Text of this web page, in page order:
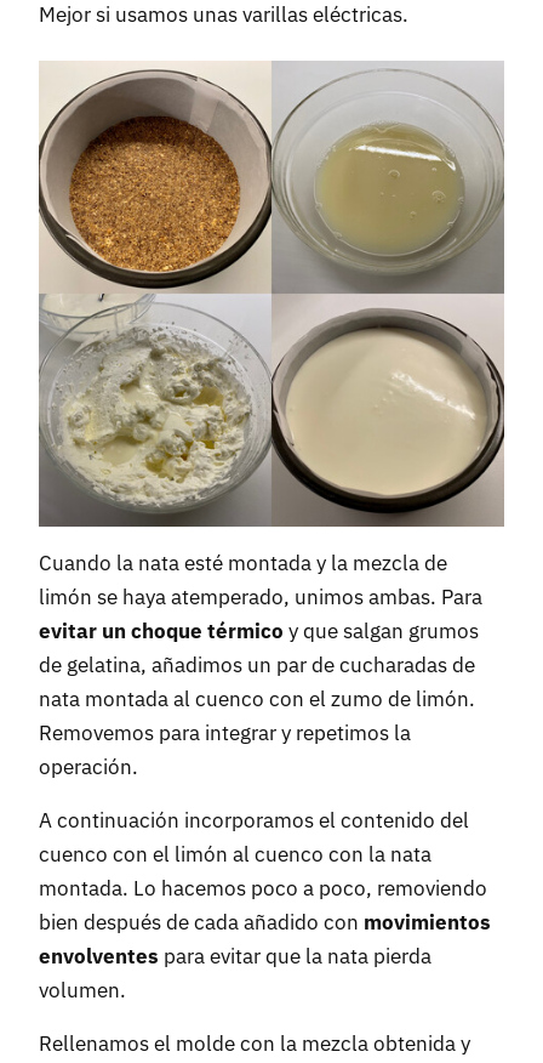
Mejor si usamos unas varillas eléctricas.
Cuando la nata esté montada y la mezcla de
limón se haya atemperado, unimos ambas. Para
evitar un choque térmico y que salgan grumos
de gelatina, añadimos un par de cucharadas de
nata montada al cuenco con el zumo de limón.
Removemos para integrar y repetimos la
operación.
A continuación incorporamos el contenido del
cuenco con el limón al cuenco con la nata
montada. Lo hacemos poco a poco, removiendo
bien después de cada añadido con movimientos
envolventes para evitar que la nata pierda
volumen.
Rellenamos el molde con la mezcla obtenida y